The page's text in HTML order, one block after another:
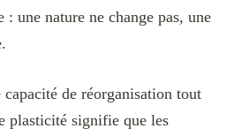
: une nature ne change pas, une
de réorganisation tout
plasticité signifie que les